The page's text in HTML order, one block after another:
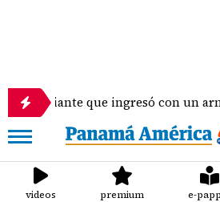
que ingresó con un arma de
videos premium e-